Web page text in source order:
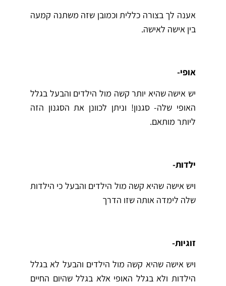
אענה לך בצורה כללית וכמובן שזה משתנה קמעה
בין אישה לאישה.
אופי-
יש אישה שהיא יותר קשה מול הילדים והבעל בגלל
האופי שלה- סגנון! וניתן לכוונן את הסגנון הזה
ליותר מותאם.
ילדות-
ויש אישה שהיא קשה מול הילדים והבעל כי הילדות
שלה לימדה אותה שזו הדרך
זוגיות-
ויש אישה שהיא קשה מול הילדים והבעל לא בגלל
הילדות ולא בגלל האופי אלא בגלל שהיום החיים